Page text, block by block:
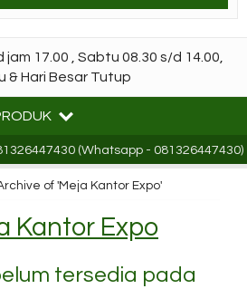
jam 17.00 , Sabtu 08.30 s/d 14.00,
& Hari Besar Tutup
(Whatsapp - 081326447430)
of 'Meja Kantor Expo'
Kantor Expo
tersedia pada